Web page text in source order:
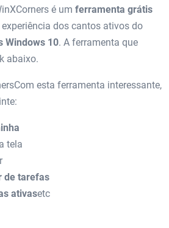
é um ferramenta grátis
dos cantos ativos do
Windows 10. A ferramenta que
abaixo.
esta ferramenta interessante,
tela
de tarefas
ativasetc